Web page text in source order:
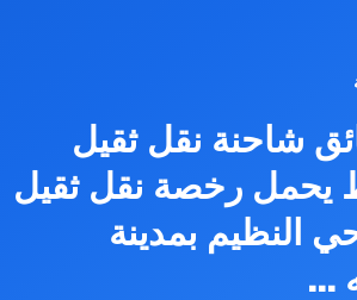
شاحنة نقل ثقيل
رخصة نقل ثقيل
النظيم بمدينة
...